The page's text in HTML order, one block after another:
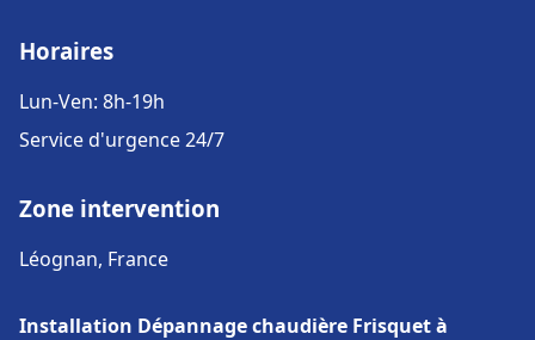
Horaires
Lun-Ven: 8h-19h
Service d'urgence 24/7
Zone intervention
Léognan, France
Installation Dépannage chaudière Frisquet à